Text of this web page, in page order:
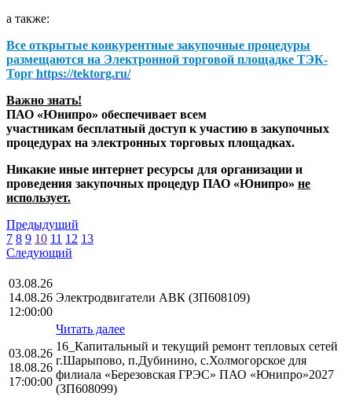
а также:
Все открытые конкурентные закупочные процедуры
размещаются на Электронной торговой площадке ТЭК-
Торг https://tektorg.ru/
Важно знать!
ПАО «Юнипро» обеспечивает всем
участникам бесплатный доступ к участию в закупочных
процедурах на электронных торговых площадках.
Никакие иные интернет ресурсы для организации и
проведения закупочных процедур ПАО «Юнипро» не
использует.
Предыдущий
7 8 9 10 11 12 13
Следующий
03.08.26
14.08.26
12:00:00
Электродвигатели АВК (ЗП608109)
Читать далее
03.08.26
18.08.26
17:00:00
16_Капитальный и текущий ремонт тепловых сетей
г.Шарыпово, п.Дубинино, с.Холмогорское для
филиала «Березовская ГРЭС» ПАО «Юнипро»2027
(ЗП608099)